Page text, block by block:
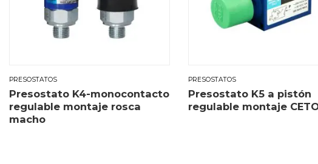
PRESOSTATOS
Presostato K4-monocontacto
regulable montaje rosca
macho
PRESOSTATOS
Presostato K5 a pistón
regulable montaje